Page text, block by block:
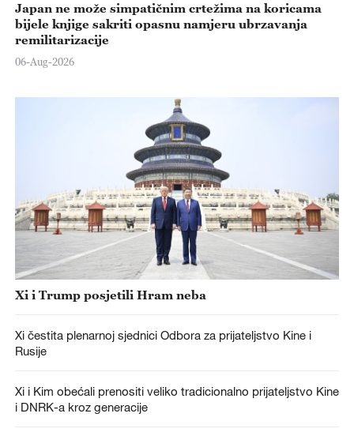
Japan ne može simpatičnim crtežima na koricama
bijele knjige sakriti opasnu namjeru ubrzavanja
remilitarizacije
06-Aug-2026
Xi i Trump posjetili Hram neba
Xi čestita plenarnoj sjednici Odbora za prijateljstvo Kine i
Rusije
Xi i Kim obećali prenositi veliko tradicionalno prijateljstvo Kine
i DNRK-a kroz generacije